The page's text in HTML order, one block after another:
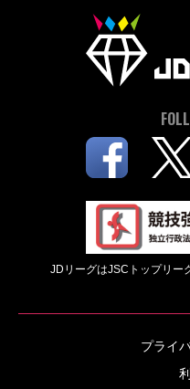
JDリーグはJSCトップリー
プライ